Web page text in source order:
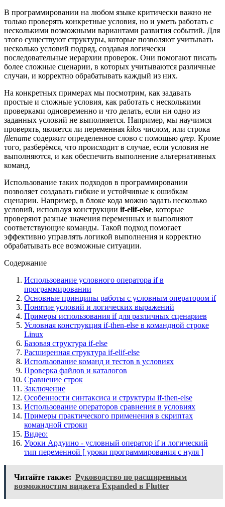
В программировании на любом языке критически важно не
только проверять конкретные условия, но и уметь работать с
несколькими возможными вариантами развития событий. Для
этого существуют структуры, которые позволяют учитывать
несколько условий подряд, создавая логически
последовательные иерархии проверок. Они помогают писать
более сложные сценарии, в которых учитываются различные
случаи, и корректно обрабатывать каждый из них.
На конкретных примерах мы посмотрим, как задавать
простые и сложные условия, как работать с несколькими
проверками одновременно и что делать, если ни одно из
заданных условий не выполняется. Например, мы научимся
проверять, является ли переменная kilos числом, или строка
filename содержит определенное слово с помощью grep. Кроме
того, разберёмся, что происходит в случае, если условия не
выполняются, и как обеспечить выполнение альтернативных
команд.
Использование таких подходов в программировании
позволяет создавать гибкие и устойчивые к ошибкам
сценарии. Например, в блоке кода можно задать несколько
условий, используя конструкции if-elif-else, которые
проверяют разные значения переменных и выполняют
соответствующие команды. Такой подход помогает
эффективно управлять логикой выполнения и корректно
обрабатывать все возможные ситуации.
Содержание
Использование условного оператора if в
программировании
Основные принципы работы с условным оператором if
Понятие условий и логических выражений
Примеры использования if для различных сценариев
Условная конструкция if-then-else в командной строке
Linux
Базовая структура if-else
Расширенная структура if-elif-else
Использование команд и тестов в условиях
Проверка файлов и каталогов
Сравнение строк
Заключение
Особенности синтаксиса и структуры if-then-else
Использование операторов сравнения в условиях
Примеры практического применения в скриптах
командной строки
Видео:
Уроки Ардуино - условный оператор if и логический
тип переменной [ уроки программирования с нуля ]
Читайте также: Руководство по расширенным
возможностям виджета Expanded в Flutter